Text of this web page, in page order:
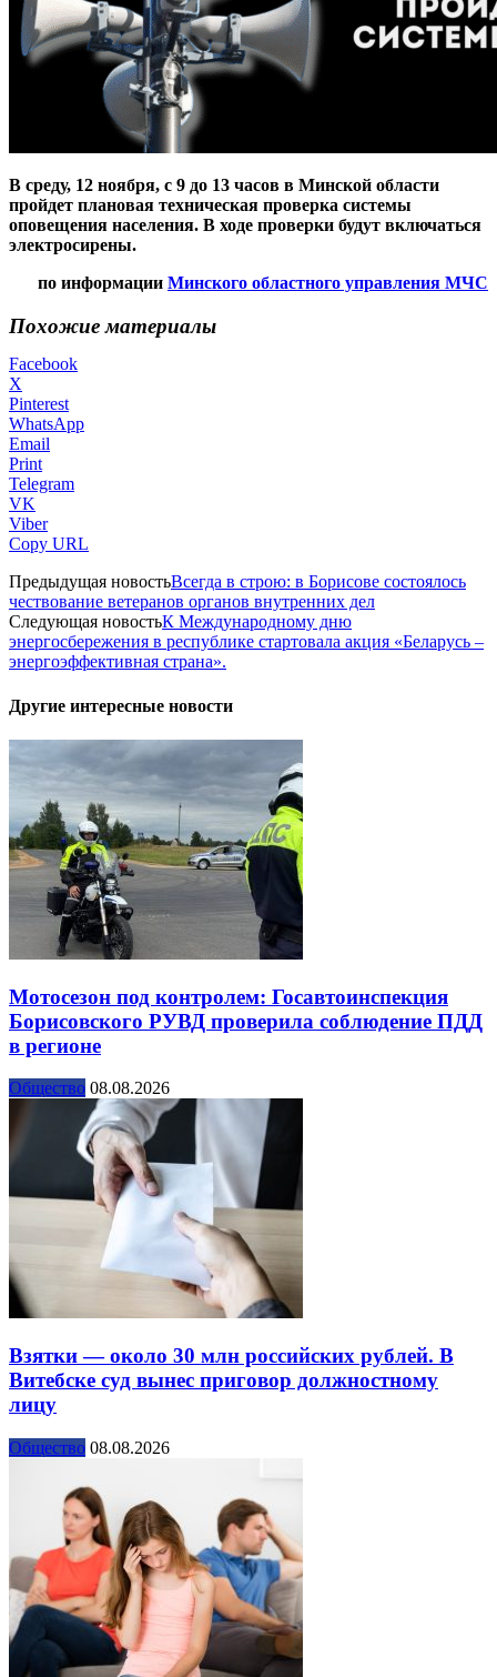
В среду, 12 ноября, с 9 до 13 часов в Минской области
пройдет плановая техническая проверка системы
оповещения населения. В ходе проверки будут включаться
электросирены.
по информации Минского областного управления МЧС
Похожие материалы
Facebook
X
Pinterest
WhatsApp
Email
Print
Telegram
VK
Viber
Copy URL
Предыдущая новостьВсегда в строю: в Борисове состоялось
чествование ветеранов органов внутренних дел
Следующая новостьК Международному дню
энергосбережения в республике стартовала акция «Беларусь –
энергоэффективная страна».
Другие интересные новости
Мотосезон под контролем: Госавтоинспекция
Борисовского РУВД проверила соблюдение ПДД
в регионе
Общество 08.08.2026
Взятки — около 30 млн российских рублей. В
Витебске суд вынес приговор должностному
лицу
Общество 08.08.2026